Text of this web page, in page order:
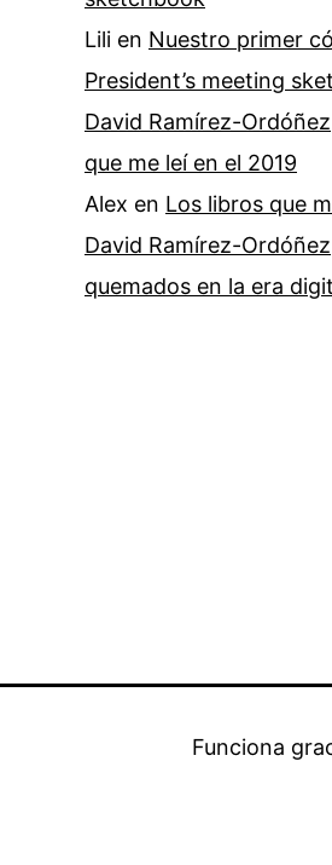
Lili en Nuestro primer
President’s meeting
David Ramírez-Ordóñez
que me leí en el 2019
Alex en Los libros que
David Ramírez-Ordóñez
quemados en la era
Funciona